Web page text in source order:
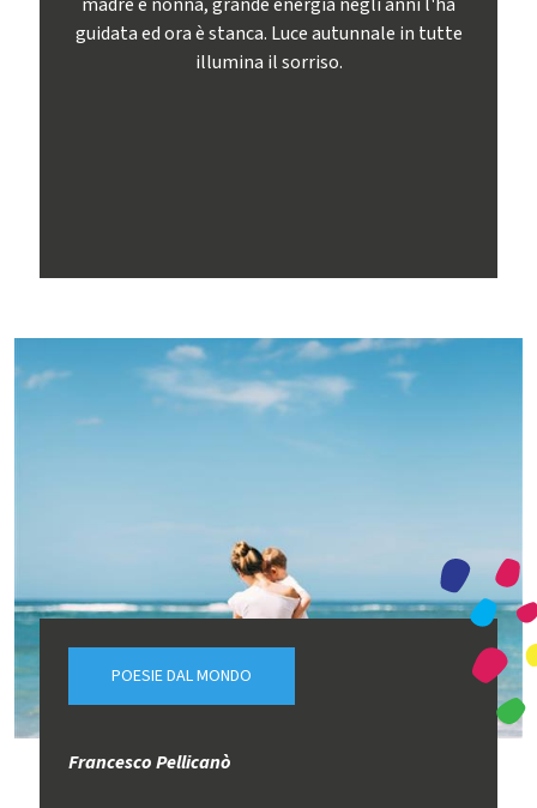
guidata ed ora è stanca. Luce autunnale in tutte
illumina il sorriso.
POESIE DAL MONDO
Francesco Pellicanò